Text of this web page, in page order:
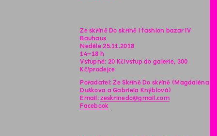
Ze skříně Do skříně I fashion bazar IV
Bauhaus
Neděle 25.11.2018
14–18 h
Vstupné: 20 Kč/vstup do galerie, 300
Kč/prodejce
Pořadatel: Ze Skříně Do skříně (Magdaléna
Duškova a Gabriela Knýblová)
Email:zeskrinedo@gmail.com
Facebook